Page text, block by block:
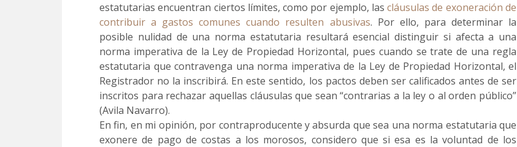
estatutarias encuentran ciertos límites, como por ejemplo, lascláusulas de exoneración de
contribuir a gastos comunes cuando resulten abusivas. Por ello, para determinar la
posible nulidad de una norma estatutaria resultará esencial distinguir si afecta a una
norma imperativa de la Ley de Propiedad Horizontal, pues cuando se trate de una regla
estatutaria que contravenga una norma imperativa de la Ley de Propiedad Horizontal, el
Registrador no la inscribirá. En este sentido, los pactos deben ser calificados antes de ser
inscritos para rechazar aquellas cláusulas que sean “contrarias a la ley o al orden público”
(Avila Navarro).
En fin, en mi opinión, por contraproducente y absurda que sea una norma estatutaria que
exonere de pago de costas a los morosos, considero que si esa es la voluntad de los